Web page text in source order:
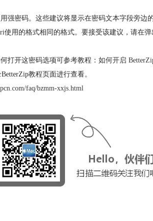
强密码。这些建议将显示在密码文本字段旁边
用的格式相同的格式。要接受该建议，请在
打开这密码选项可参考教程：如何开启
教程页面进行查看。
faq/bzmm-xxjs.html